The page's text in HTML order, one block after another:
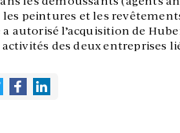
peintures et les
autorisé l’acquisition de
des deux entreprises